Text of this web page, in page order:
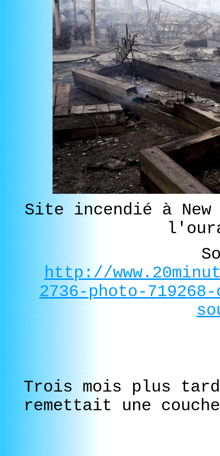
Site incendié à New
http://
2736-photo-
Trois mois plus
remettait une